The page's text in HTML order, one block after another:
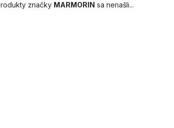
značky MARMORIN sa nenašli...